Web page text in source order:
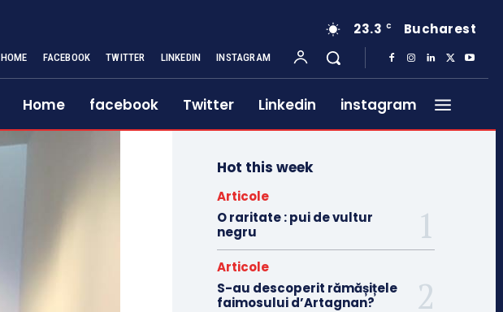
23.3 C Bucharest
HOME FACEBOOK TWITTER LINKEDIN INSTAGRAM
Home facebook Twitter Linkedin instagram
Hot this week
Articole
O raritate : pui de vultur
negru
Articole
S-au descoperit rămășițele
faimosului d’Artagnan?